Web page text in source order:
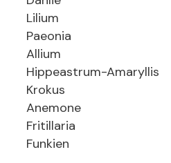
Lilium
Paeonia
Allium
Hippeastrum-Amaryllis
Krokus
Anemone
Fritillaria
Funkien